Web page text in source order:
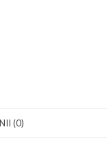
(0)